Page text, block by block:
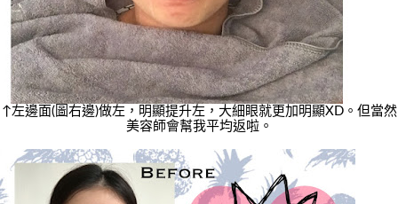
↑左邊面(圖右邊)做左，明顯提升左，大細眼就更加明顯XD。但當然
美容師會幫我平均返啦。